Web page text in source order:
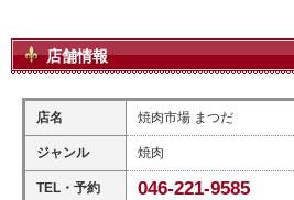
店舗情報
店名 焼肉市場 まつだ
ジャンル 焼肉
TEL・予約 046-221-9585